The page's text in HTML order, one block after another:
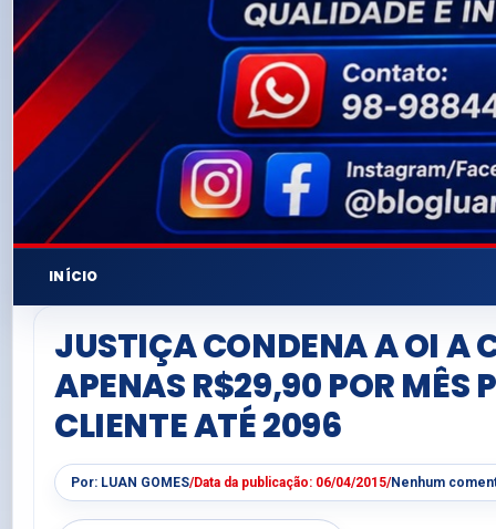
INÍCIO
JUSTIÇA CONDENA A OI A
APENAS R$29,90 POR MÊS
CLIENTE ATÉ 2096
Por: LUAN GOMES/Data da publicação: 06/04/2015/Nenhum